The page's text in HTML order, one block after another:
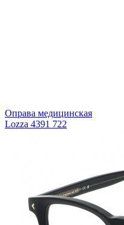
Оправа медицинская
Lozza 4391 722